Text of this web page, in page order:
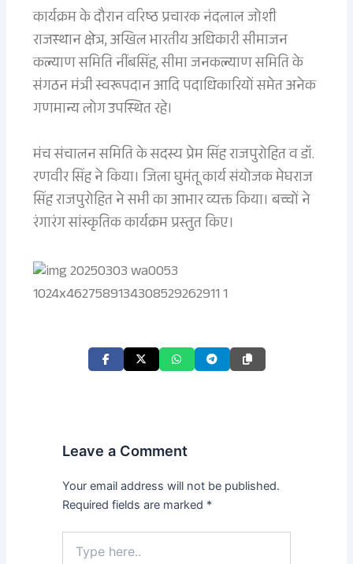
कार्यक्रम के दौरान वरिष्ठ प्रचारक नंदलाल जोशी
राजस्थान क्षेत्र, अखिल भारतीय अधिकारी सीमाजन
कल्याण समिति नींबसिंह, सीमा जनकल्याण समिति के
संगठन मंत्री स्वरूपदान आदि पदाधिकारियों समेत अनेक
गणमान्य लोग उपस्थित रहे।
मंच संचालन समिति के सदस्य प्रेम सिंह राजपुरोहित व डॉ.
रणवीर सिंह ने किया। जिला घुमंतू कार्य संयोजक मेघराज
सिंह राजपुरोहित ने सभी का आभार व्यक्त किया। बच्चों ने
रंगारंग सांस्कृतिक कार्यक्रम प्रस्तुत किए।
Leave a Comment
Your email address will not be published.
Required fields are marked *
here..